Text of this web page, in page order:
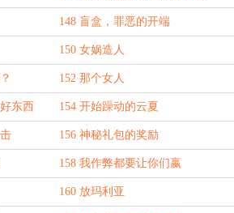
148 盲盒，罪恶的开端
150 女娲造人
152 那个女人
东西 154 开始躁动的云夏
156 神秘礼包的奖励
158 我作弊都要让你们嬴
160 放玛利亚